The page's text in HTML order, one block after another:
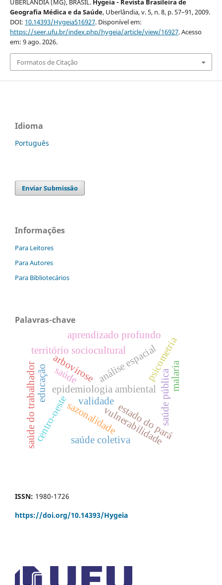
UBERLÂNDIA (MG), BRASIL. Hygeia - Revista Brasileira de
Geografia Médica e da Saúde, Uberlândia, v. 5, n. 8, p. 57–91, 2009.
DOI: 10.14393/Hygeia516927. Disponível em:
https://seer.ufu.br/index.php/hygeia/article/view/16927. Acesso
em: 9 ago. 2026.
Formatos de Citação
Idioma
Português
Enviar Submissão
Informações
Para Leitores
Para Autores
Para Bibliotecários
Palavras-chave
sazonalidade
epidemiologia ambiental saúde pública
estado do pará
análise espacial
arbovirose
centro-oeste
saúde do trabalhador
psicometria
validade
território sociocultural
vulnerabilidade
malaria
saúde coletiva
aprendizado profundo
educação saúde
ISSN: 1980-1726
https://doi.org/10.14393/Hygeia